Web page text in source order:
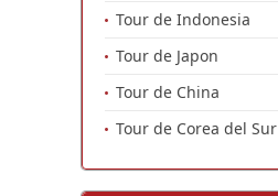
Tour de Indonesia
Tour de Japon
Tour de China
Tour de Corea del Sur